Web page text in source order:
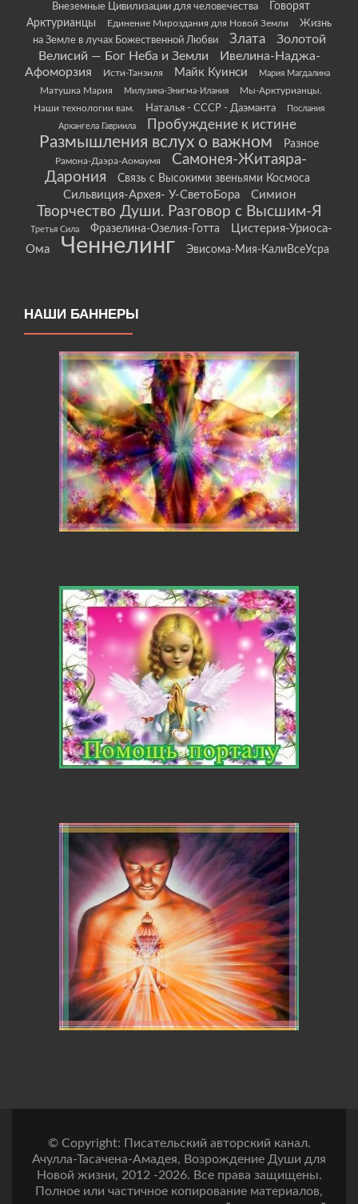
Внеземные Цивилизации для человечества
Говорят
Арктурианцы
Единение Мироздания для Новой Земли
Жизнь
на Земле в лучах Божественной Любви
Злата
Золотой
Велисий — Бог Неба и Земли
Ивелина-Наджа-
Афоморзия
Исти-Танзиля Майк Куинси Мария Магдалина
Матушка Мария Милузина-Энигма-Илания
Мы-Арктурианцы.
Наши технологии вам.
Наталья - СССР - Даэманта
Послания
Архангела Гавриила
Пробуждение к истине
Размышления вслух о важном Разное
Рамона-Даэра-Аомаумя
Самонея-Житаяра-
Дарония
Связь с Высокими звеньями Космоса
Сильвиция-Архея- У-СветоБора Симион
Творчество Души. Разговор с Высшим-Я
Третья Сила Фразелина-Озелия-Готта
Цистерия-Уриоса-
Ома
Ченнелинг Эвисома-Мия-КалиВсеУсра
НАШИ БАННЕРЫ
© Copyright: Писательский авторский канал.
Ачулла-Тасачена-Амадея, Возрождение Души для
Новой жизни, 2012 -2026. Все права защищены.
Полное или частичное копирование материалов,